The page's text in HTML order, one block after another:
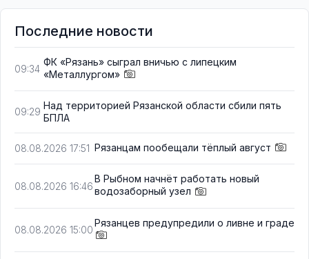
Последние новости
09:34
ФК «Рязань» сыграл вничью с липецким
«Металлургом»
09:29
Над территорией Рязанской области сбили пять
БПЛА
08.08.2026 17:51 Рязанцам пообещали тёплый август
08.08.2026 16:46
В Рыбном начнёт работать новый
водозаборный узел
08.08.2026 15:00
Рязанцев предупредили о ливне и граде